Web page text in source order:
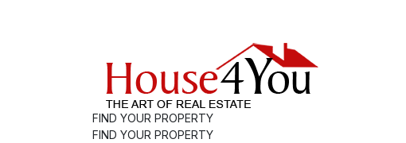
FIND YOUR PROPERTY
FIND YOUR PROPERTY